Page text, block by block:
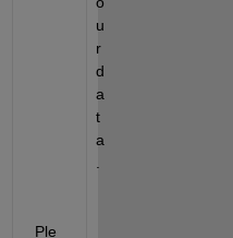
u
r
d
a
t
a
Ple